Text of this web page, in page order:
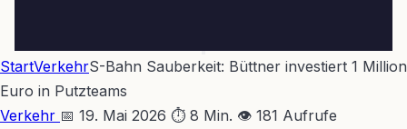
StartVerkehrS-Bahn Sauberkeit: Büttner investiert 1 Million
Euro in Putzteams
Verkehr 📅 19. Mai 2026 ⏱ 8 Min. 👁 181 Aufrufe